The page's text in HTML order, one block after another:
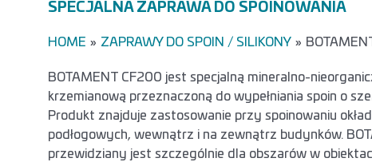
SPECJALNA ZAPRAWA DO SPOINOWANIA
HOME » ZAPRAWY DO SPOIN / SILIKONY »
BOTAMENT CF200 jest specjalną mineralno-
krzemianową przeznaczoną do wypełniania spoin o
Produkt znajduje zastosowanie przy spoinowaniu
podłogowych, wewnątrz i na zewnątrz budynków.
przewidziany jest szczególnie dla obszarów w